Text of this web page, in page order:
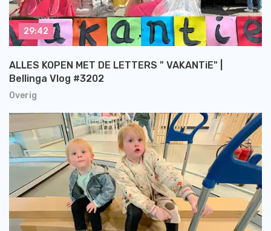
Overig
ALLES KOPEN MET DE LETTERS " VAKANTiE" |
Bellinga Vlog #3202
29:42